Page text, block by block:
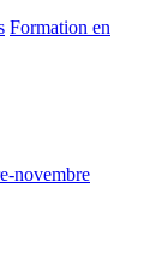
Formation en
novembre